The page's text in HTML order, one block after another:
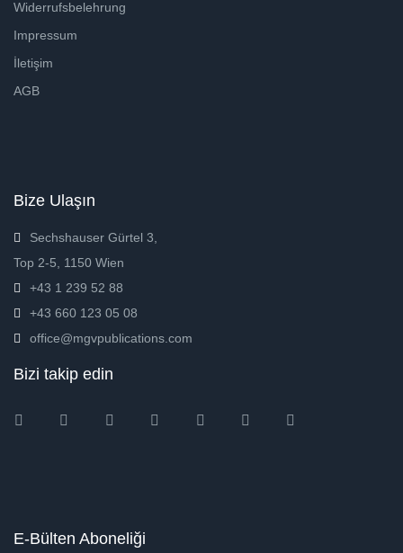
Widerrufsbelehrung
Impressum
İletişim
AGB
Bize Ulaşın
Sechshauser Gürtel 3,
Top 2-5, 1150 Wien
+43 1 239 52 88
+43 660 123 05 08
office@mgvpublications.com
Bizi takip edin
InstagramFacebookTwitter Amazon Pinterest
E-Bülten Aboneliği